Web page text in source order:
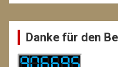
Danke für den